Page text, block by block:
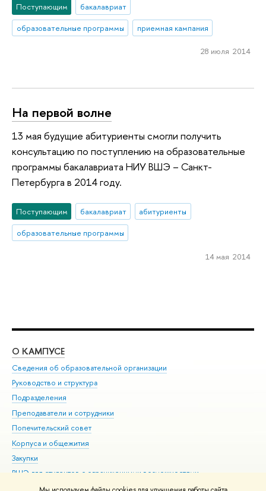
Поступающим
бакалавриат
образовательные программы
приемная кампания
28 июля 2014
На первой волне
13 мая будущие абитуриенты смогли получить
консультацию по поступлению на образовательные
программы бакалавриата НИУ ВШЭ – Санкт-
Петербурга в 2014 году.
Поступающим бакалавриат
абитуриенты
образовательные программы
14 мая 2014
О КАМПУСЕ
Сведения об образовательной организации
Руководство и структура
Подразделения
Преподаватели и сотрудники
Попечительский совет
Корпуса и общежития
Закупки
ВШЭ для студентов с ограниченными возможностями
здоровья и инвалидностью